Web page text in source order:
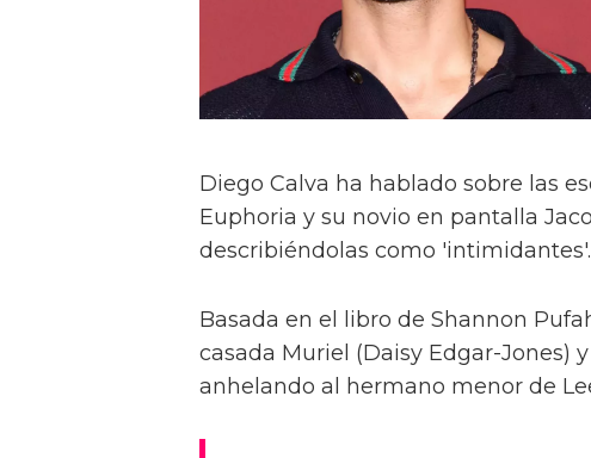
Diego Calva ha hablado sobre las
Euphoria y su novio en pantalla
describiéndolas como 'intimidantes'.
Basada en el libro de Shannon
casada Muriel (Daisy Edgar-Jones)
anhelando al hermano menor de